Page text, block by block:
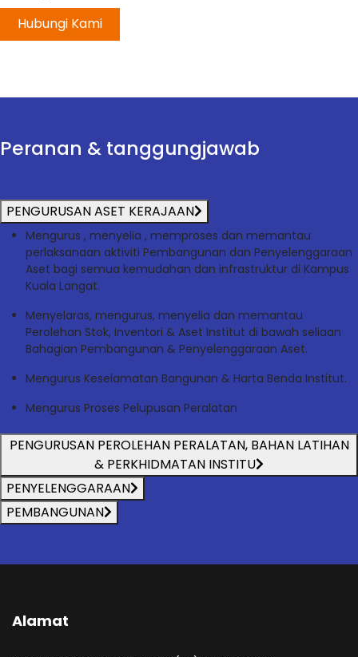
Hubungi Kami
Peranan & tanggungjawab
PENGURUSAN ASET KERAJAAN
Mengurus , menyelia , memproses dan memantau
perlaksanaan aktiviti Pembangunan dan Penyelenggaraan
Aset bagi semua kemudahan dan infrastruktur di Kampus
Kuala Langat.
Menyelaras, mengurus, menyelia dan memantau
Perolehan Stok, Inventori & Aset Institut di bawah seliaan
Bahagian Pembangunan & Penyelenggaraan Aset.
Mengurus Keselamatan Bangunan & Harta Benda Institut.
Mengurus Proses Pelupusan Peralatan
PENGURUSAN PEROLEHAN PERALATAN, BAHAN LATIHAN
& PERKHIDMATAN INSTITU
PENYELENGGARAAN
PEMBANGUNAN
Alamat